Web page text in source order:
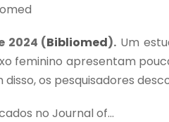
2024 (Bibliomed). Um
feminino apresentam
disso, os pesquisadores
no Journal of...